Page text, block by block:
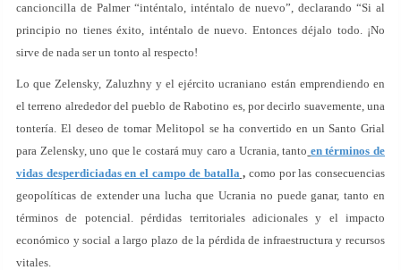
cancioncilla de Palmer “inténtalo, inténtalo de nuevo”, declarando “Si al
principio no tienes éxito, inténtalo de nuevo. Entonces déjalo todo. ¡No
sirve de nada ser un tonto al respecto!
Lo que Zelensky, Zaluzhny y el ejército ucraniano están emprendiendo en
el terreno alrededor del pueblo de Rabotino es, por decirlo suavemente, una
tontería. El deseo de tomar Melitopol se ha convertido en un Santo Grial
para Zelensky, uno que le costará muy caro a Ucrania, tanto en términos de
vidas desperdiciadas en el campo de batalla, como por las consecuencias
geopolíticas de extender una lucha que Ucrania no puede ganar, tanto en
términos de potencial. pérdidas territoriales adicionales y el impacto
económico y social a largo plazo de la pérdida de infraestructura y recursos
vitales.